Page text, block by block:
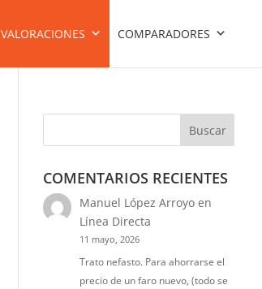
VALORACIONES COMPARADORES
Buscar
COMENTARIOS RECIENTES
Manuel López Arroyo en
Línea Directa
11 mayo, 2026
Trato nefasto. Para ahorrarse el
precio de un faro nuevo, (todo se